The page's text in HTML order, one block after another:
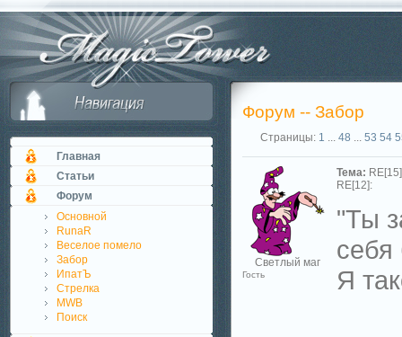
Главная
Статьи
Форум
Основной
RunaR
Веселое помело
Забор
ИпатЪ
Стрелка
MWB
Поиск
Форум -- Забор
Страницы: 1 ... 48 ... 53 54
Светлый маг
Гость
Тема:
RE[12]:
"Ты
себя
Я